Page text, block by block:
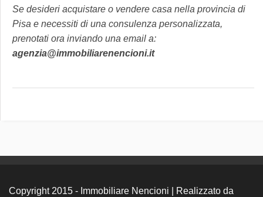
Se desideri acquistare o vendere casa nella provincia di
Pisa e necessiti di una consulenza personalizzata,
prenotati ora inviando una email a:
agenzia@immobiliarenencioni.it
Copyright 2015 - Immobiliare Nencioni | Realizzato da